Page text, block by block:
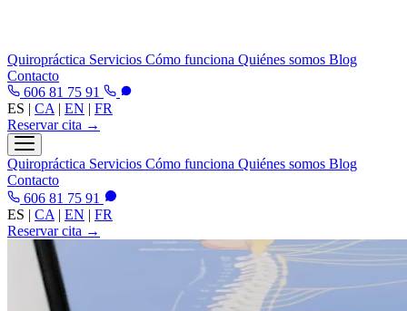
Quiropráctica Servicios Cómo funciona Quiénes somos Blog
Contacto
606 81 75 91
ES | CA | EN | FR
Reservar cita →
Quiropráctica Servicios Cómo funciona Quiénes somos Blog
Contacto
606 81 75 91
ES | CA | EN | FR
Reservar cita →